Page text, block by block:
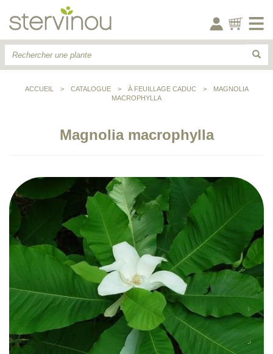
ACCUEIL > CATALOGUE > À FEUILLAGE CADUC >
MAGNOLIA
MACROPHYLLA
Magnolia macrophylla